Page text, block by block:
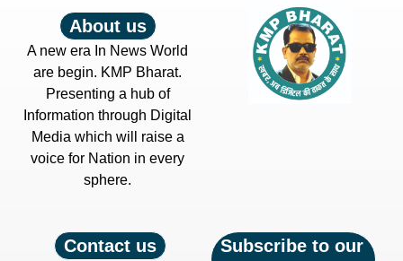
About us
A new era In News World
are begin. KMP Bharat.
Presenting a hub of
Information through Digital
Media which will raise a
voice for Nation in every
sphere.
Contact us
Subscribe to our